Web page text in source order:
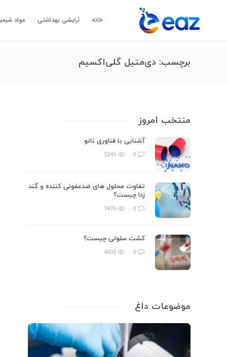
خانه آرایشی بهداشتی مواد
برچسب: دی‌متیل گلی‌اکسیم
منتخب امروز
آشنایی با فناوری نانو
0
5245
تفاوت محلول های ضدعفونی کننده و گند
زدا چیست؟
0
7476
کشت سلولی چیست؟
0
4605
موضوعات داغ